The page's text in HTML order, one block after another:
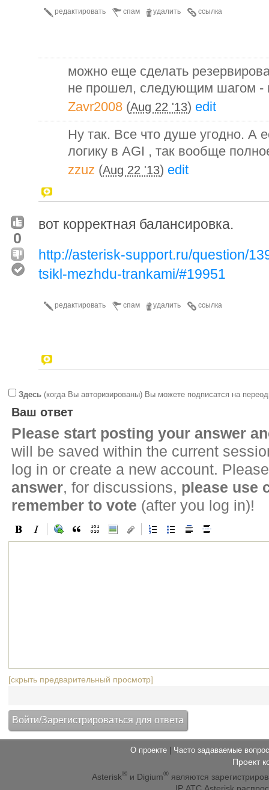
ссылка
удалить
спам
редактировать
можно еще сделать
не прошел, следующим шагом -
Zavr2008 (Aug 22 '13) edit
Ну так. Все что душе угодно. А
логику в AGI , так вообще
zzuz (Aug 22 '13) edit
0
вот корректная балансировка.
http://asterisk-support.ru/question/
tsikl-mezhdu-trankami/#19951
ссылка
удалить
спам
редактировать
Здесь (когда Вы авторизированы) Вы можете подписатся на
Ваш ответ
Please start posting your answer
will be saved within the current
log in or create a new account.
answer, for discussions, please use
remember to vote (after you log in)!
[скрыть предварительный просмотр]
О проекте Часто задаваемые
Проект
Asterisk® и Digium® являются